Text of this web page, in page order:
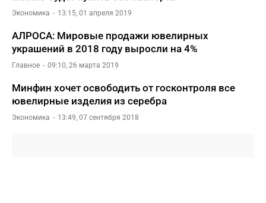
Экономика 13:15, 01 апреля 2019
АЛРОСА: Мировые продажи ювелирных
украшений в 2018 году выросли на 4%
Главное 09:10, 26 марта 2019
Минфин хочет освободить от госконтроля все
ювелирные изделия из серебра
Экономика 13:49, 07 сентября 2018